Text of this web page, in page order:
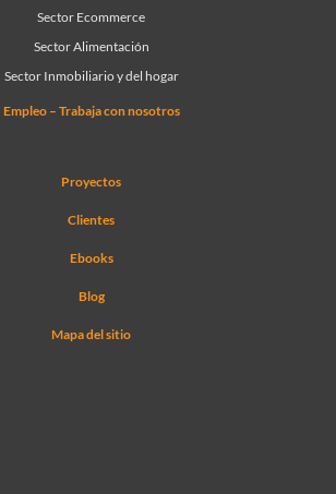
Sector Ecommerce
Sector Alimentación
Sector Inmobiliario y del hogar
Empleo – Trabaja con nosotros
Proyectos
Clientes
Ebooks
Blog
Mapa del sitio